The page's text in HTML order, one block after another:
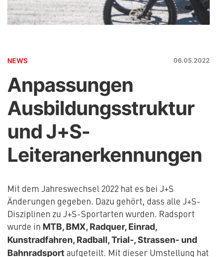
NEWS 06.05.2022
Anpassungen
Ausbildungsstruktur
und J+S-
Leiteranerkennungen
Mit dem Jahreswechsel 2022 hat es bei J+S
Änderungen gegeben. Dazu gehört, dass alle J+S-
Disziplinen zu J+S-Sportarten wurden. Radsport
wurde in MTB, BMX, Radquer, Einrad,
Kunstradfahren, Radball, Trial-, Strassen- und
Bahnradsport aufgeteilt. Mit dieser Umstellung hat